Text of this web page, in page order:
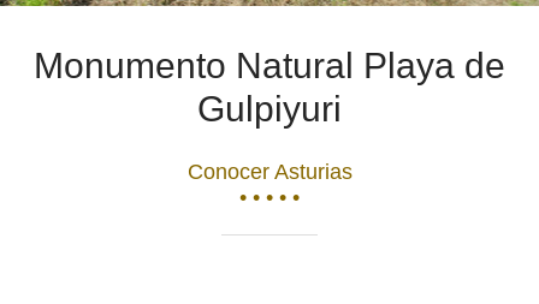
Monumento Natural Playa de
Gulpiyuri
Conocer Asturias
• • • • •